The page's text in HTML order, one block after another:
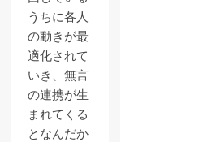
うちに各人
の動きが最
適化されて
いき、無言
の連携が生
まれてくる
となんだか